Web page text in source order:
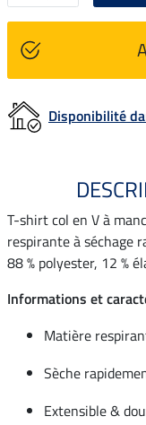
Disponibilité
T-shirt col en V à
respirante à séchage
88 % polyester, 12 %
Informations et
Matière
Sèche
Extensible &